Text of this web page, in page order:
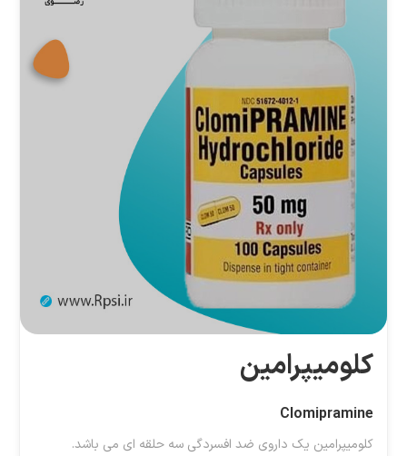
کلومیپرامین
Clomipramine
کلومیپرامین یک داروی ضد افسردگی سه حلقه ای می باشد.